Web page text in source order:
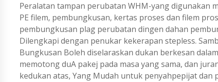
Peralatan tampan perubatan WHM-yang digunakan
PE filem, pembungkusan, kertas proses dan filem
pembungkusan plag perubatan dingen dahan
Dilengkapi dengan penukar kekerapan stepless.
Bungkusan Boleh diselaraskan dukan berkesan
memotong duA pakej pada masa yang sama, dan
kedukan atas, Yang Mudah untuk penyahpepijat dan